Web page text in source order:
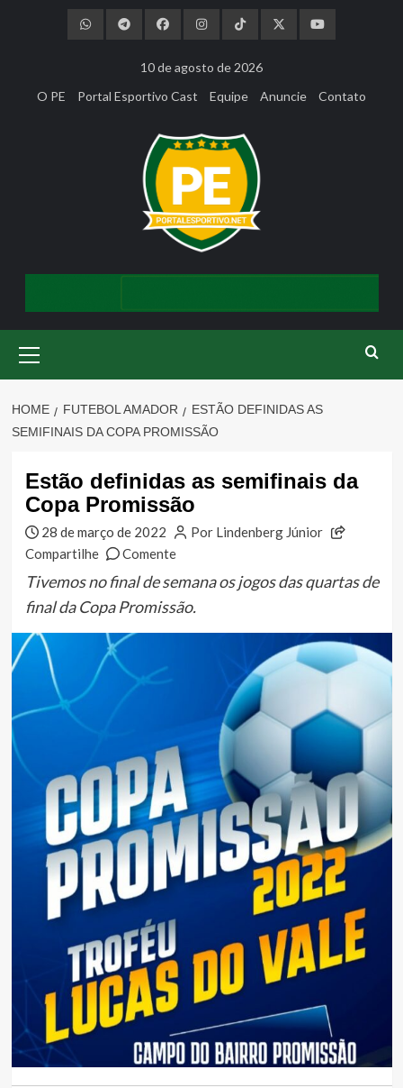
10 de agosto de 2026
O PE
Portal Esportivo Cast Equipe Anuncie Contato
Menu
HOME FUTEBOL AMADOR
ESTÃO DEFINIDAS AS
SEMIFINAIS DA COPA PROMISSÃO
Estão definidas as semifinais da
Copa Promissão
28 de março de 2022
Por Lindenberg Júnior
Compartilhe
Comente
Tivemos no final de semana os jogos das quartas de
final da Copa Promissão.